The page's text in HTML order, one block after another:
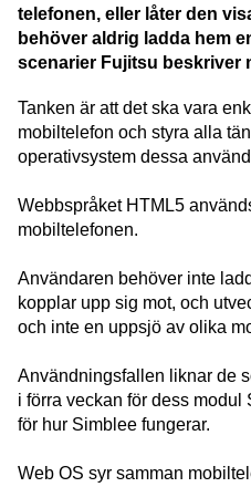
telefonen, eller låter den
behöver aldrig ladda hem
scenarier Fujitsu beskriver
Tanken är att det ska vara
mobiltelefon och styra alla
operativsystem dessa
Webbspråket HTML5
mobiltelefonen.
Användaren behöver inte
kopplar upp sig mot, och
och inte en uppsjö av olika
Användningsfallen liknar de
i förra veckan för dess
för hur Simblee fungerar.
Web OS syr samman